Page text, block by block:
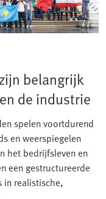
belangrijk
de industrie
spelen voortdurend
en weerspiegelen
het bedrijfsleven en
een gestructureerde
in realistische,